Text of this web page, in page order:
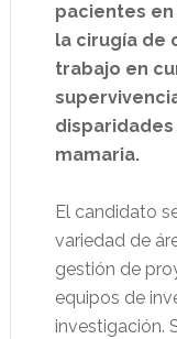
pacientes
la cirugía de
trabajo en
mamaria.
El candidato
variedad de
gestión de
equipos de
investigación.